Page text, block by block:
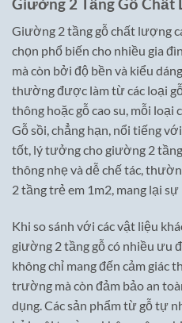
Giường 2 tầng gỗ chất lượng
chọn phổ biến cho nhiều gia
mà còn bởi độ bền và kiểu
thường được làm từ các loại
thông hoặc gỗ cao su, mỗi
Gỗ sồi, chẳng hạn, nổi tiếng
tốt, lý tưởng cho giường 2
thông nhẹ và dễ chế tác,
2 tầng trẻ em 1m2, mang lại
Khi so sánh với các vật liệu
giường 2 tầng gỗ có nhiều ưu
không chỉ mang đến cảm giác
trường mà còn đảm bảo an
dụng. Các sản phẩm từ gỗ tự